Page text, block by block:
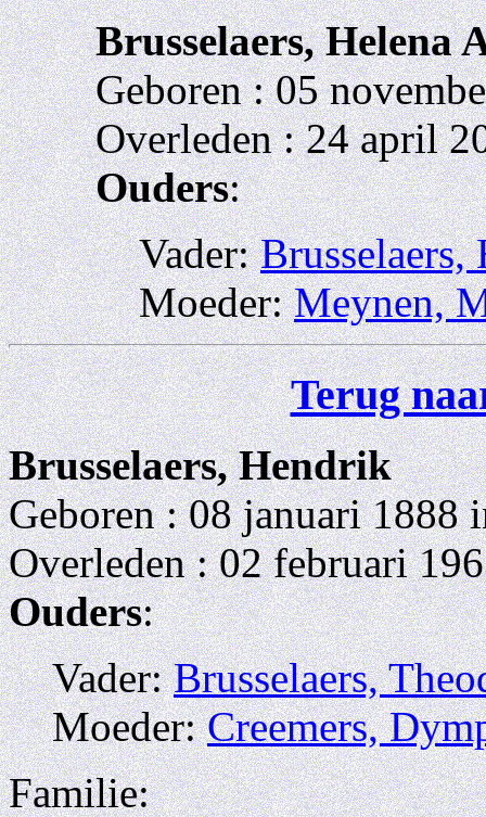
Brusselaers, Helena
Geboren : 05
Overleden : 24 april
Ouders:
Vader:Brusselaers,
Moeder:Meynen,
Terug
Brusselaers, Hendrik
Geboren : 08 januari 1888
Overleden : 02 februari
Ouders:
Vader:Brusselaers,
Moeder:Creemers,
Familie: